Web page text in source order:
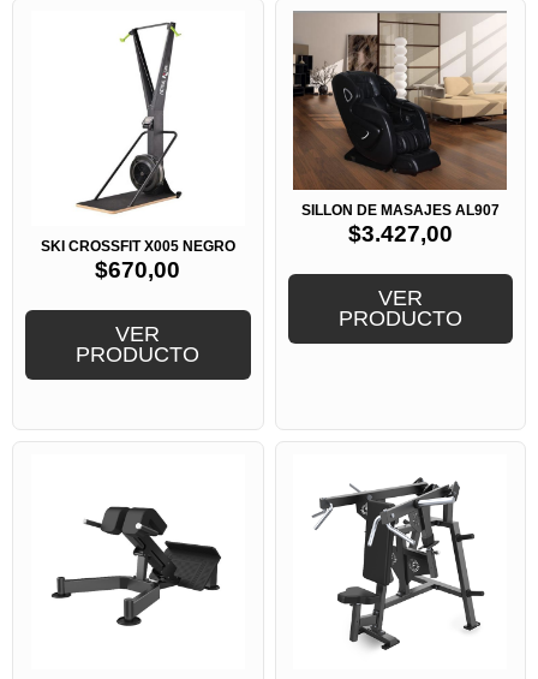
SKI CROSSFIT X005 NEGRO
$670,00
VER
PRODUCTO
SILLON DE MASAJES AL907
$3.427,00
VER
PRODUCTO